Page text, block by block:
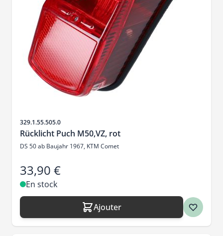
SKU
329.1.55.505.0
Rücklicht Puch M50,VZ, rot
DS 50 ab Baujahr 1967, KTM Comet
33,90 €
En stock
Ajouter